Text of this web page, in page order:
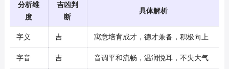
分析维
度
吉凶判
断
具体解析
字义 吉 寓意培育成才，德才兼备，积极向上
字音 吉 音调平和流畅，温润悦耳，不失大气